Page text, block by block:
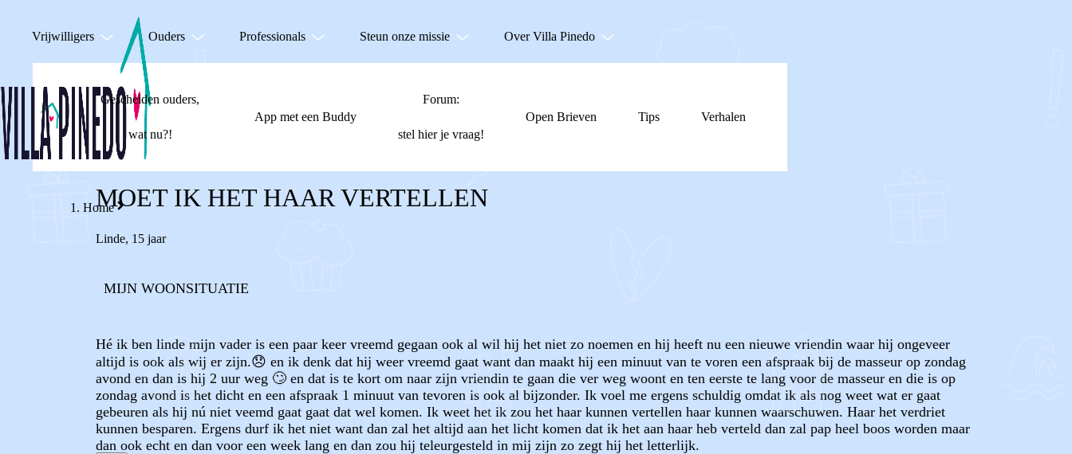
Vrijwilligers Ouders Professionals Steun onze missie Over Villa Pinedo
Gescheiden ouders,
wat nu?!
App met een Buddy
Forum:
stel hier je vraag!
Open Brieven Tips Verhalen
Home
MOET IK HET HAAR VERTELLEN
Linde, 15 jaar
MIJN WOONSITUATIE
Hé ik ben linde mijn vader is een paar keer vreemd gegaan ook al wil hij het niet zo noemen en hij heeft nu een nieuwe vriendin waar hij ongeveer
altijd is ook als wij er zijn.😞 en ik denk dat hij weer vreemd gaat want dan maakt hij een minuut van te voren een afspraak bij de masseur op zondag
avond en dan is hij 2 uur weg 🙄 en dat is te kort om naar zijn vriendin te gaan die ver weg woont en ten eerste te lang voor de masseur en die is op
zondag avond is het dicht en een afspraak 1 minuut van tevoren is ook al bijzonder. Ik voel me ergens schuldig omdat ik als nog weet wat er gaat
gebeuren als hij nú niet veemd gaat gaat dat wel komen. Ik weet het ik zou het haar kunnen vertellen haar kunnen waarschuwen. Haar het verdriet
kunnen besparen. Ergens durf ik het niet want dan zal het altijd aan het licht komen dat ik het aan haar heb verteld dan zal pap heel boos worden maar
dan ook echt en dan voor een week lang en dan zou hij teleurgesteld in mij zijn zo zegt hij het letterlijk.